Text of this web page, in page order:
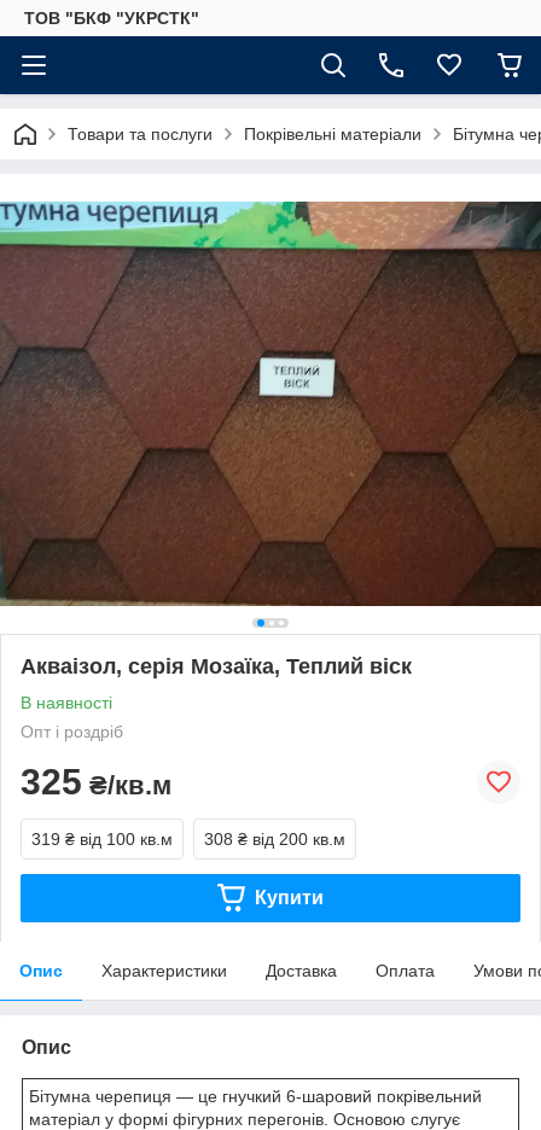
ТОВ "БКФ "УКРСТК"
Товари та послуги Покрівельні матеріали Бітумна
Акваізол, серія Мозаїка, Теплий віск
В наявності
Опт і роздріб
325 ₴/кв.м
319 ₴ від 100 кв.м 308 ₴ від 200 кв.м
Купити
Опис Характеристики Доставка Оплата Умови
Опис
Бітумна черепиця — це гнучкий 6-шаровий покрівельний
матеріал у формі фігурних перегонів. Основою слугує